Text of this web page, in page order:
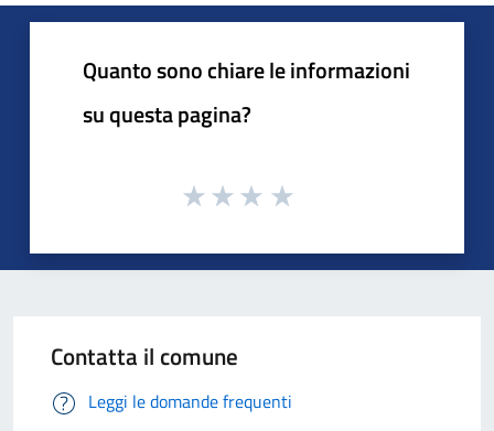
Quanto sono chiare le informazioni
su questa pagina?
Contatta il comune
Leggi le domande frequenti